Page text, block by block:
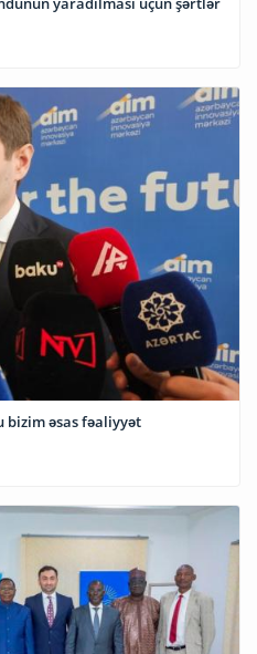
əsas fəaliyyət